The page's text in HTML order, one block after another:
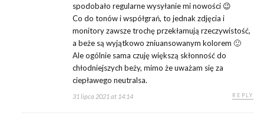
spodobało regularne wysyłanie mi nowości 😉
Co do tonów i współgrań, to jednak zdjęcia i
monitory zawsze trochę przekłamują rzeczywistość,
a beże są wyjątkowo zniuansowanym kolorem 🙂
Ale ogólnie sama czuję większą skłonność do
chłodniejszych beży, mimo że uważam się za
ciepławego neutralsa.
31 lipca 2021 at 14:14 REPLY